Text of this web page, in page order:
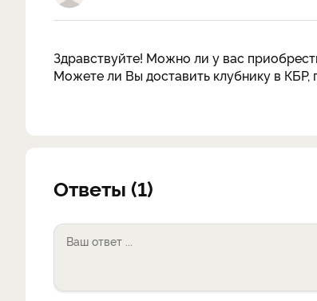
Здравствуйте! Можно ли у вас
Можете ли Вы доставить клубнику в КБР,
Ответы (1)